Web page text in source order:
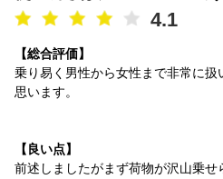
4.1
【総合評価】
乗り易く男性から女性まで非常に扱
思います。
【良い点】
前述しましたがまず荷物が沢山乗